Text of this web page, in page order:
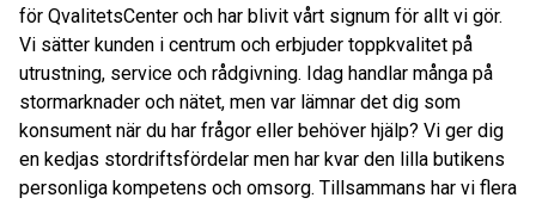
för QvalitetsCenter och har blivit vårt signum för allt vi gör.
Vi sätter kunden i centrum och erbjuder toppkvalitet på
utrustning, service och rådgivning. Idag handlar många på
stormarknader och nätet, men var lämnar det dig som
konsument när du har frågor eller behöver hjälp? Vi ger dig
en kedjas stordriftsfördelar men har kvar den lilla butikens
personliga kompetens och omsorg. Tillsammans har vi flera